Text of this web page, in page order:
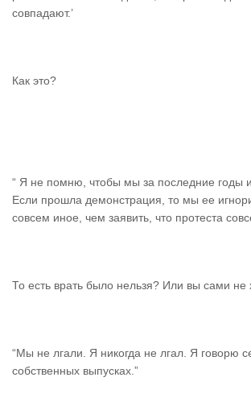
совпадают.’
Как это?
“ Я не помню, чтобы мы за последние годы
Если прошла демонстрация, то мы ее
совсем иное, чем заявить, что протеста
То есть врать было нельзя? Или вы сами не
“Мы не лгали. Я никогда не лгал. Я говорю
собственных выпусках.”